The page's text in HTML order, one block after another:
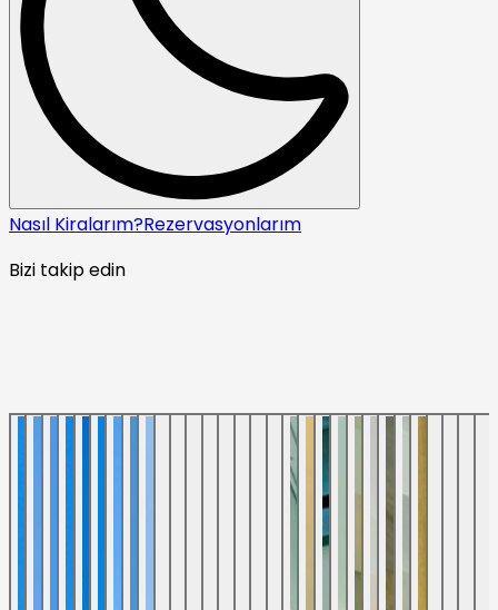
Nasıl Kiralarım?Rezervasyonlarım
Bizi takip edin